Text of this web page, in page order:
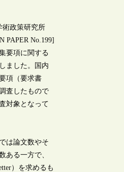
術政策研究所
PAPER No.199]
要項に関する
ました。国内
項（要求書
査したもので
対象となって
は論文数やそ
ある一方で、
）を求めるも